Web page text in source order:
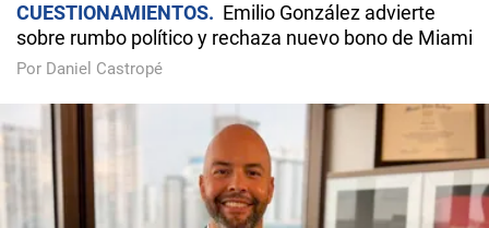
CUESTIONAMIENTOS
Emilio González advierte
sobre rumbo político y rechaza nuevo bono de Miami
Por Daniel Castropé